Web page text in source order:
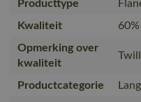
Producttype
Kwaliteit
Opmerking over
kwaliteit
Productcategorie